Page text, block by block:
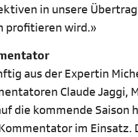
in unsere
profitieren wird.»
aus der Expertin
Claude Jaggi,
die kommende Saison
im